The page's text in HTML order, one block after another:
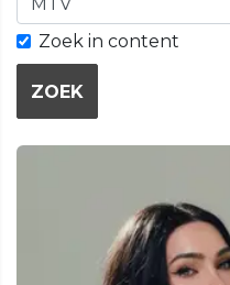
Zoek in content
ZOEK